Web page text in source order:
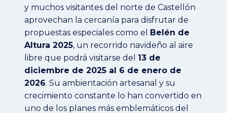
y muchos visitantes del norte de Castellón
aprovechan la cercanía para disfrutar de
propuestas especiales como el Belén de
Altura 2025, un recorrido navideño al aire
libre que podrá visitarse del 13 de
diciembre de 2025 al 6 de enero de
2026. Su ambientación artesanal y su
crecimiento constante lo han convertido en
uno de los planes más emblemáticos del